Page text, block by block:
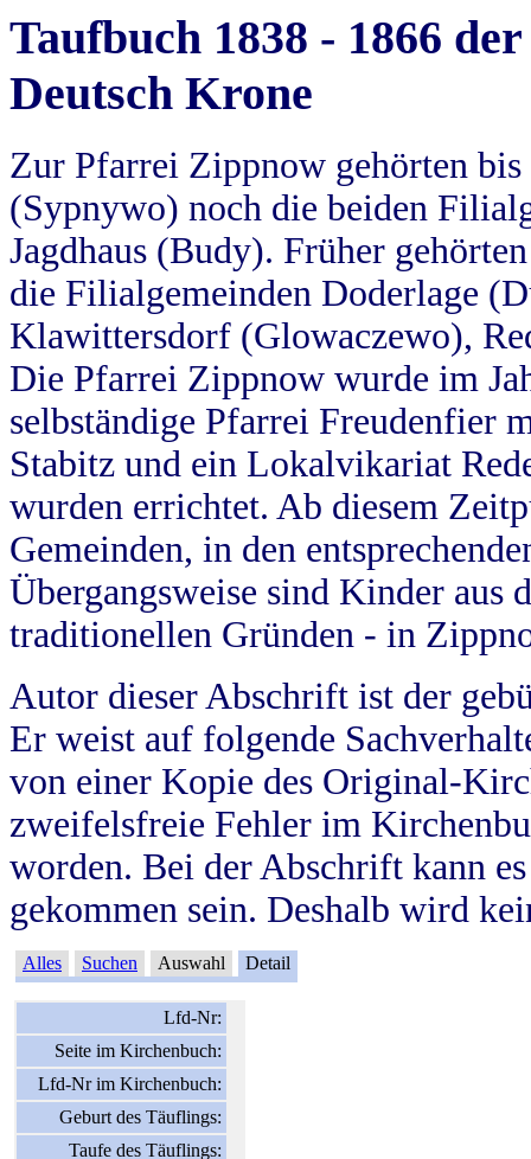
Taufbuch 1838 - 1866
Deutsch Krone
Zur Pfarrei Zippnow gehörten
(Sypnywo) noch die beiden
Jagdhaus (Budy). Früher
die Filialgemeinden Doderlage
Klawittersdorf (Glowaczewo),
Die Pfarrei Zippnow wurde im
selbständige Pfarrei Freudenfier
Stabitz und ein Lokalvikariat
wurden errichtet. Ab diesem
Gemeinden, in den
Übergangsweise sind Kinder aus
traditionellen Gründen - in
Autor dieser Abschrift ist der
Er weist auf folgende
von einer Kopie des Original-
zweifelsfreie Fehler im
worden. Bei der Abschrift kann
gekommen sein. Deshalb wird
Alles Suchen Auswahl Detail
Lfd-Nr:
Seite im Kirchenbuch:
Lfd-Nr im Kirchenbuch:
Geburt des Täuflings:
Taufe des Täuflings: